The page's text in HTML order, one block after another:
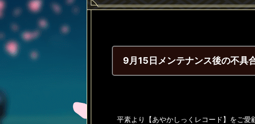
9月15日メンテナンス後の不具
平素より【あやかしっくレコード】をご愛